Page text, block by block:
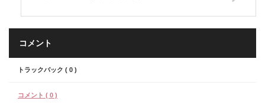
コメント
トラックバック ( 0 )
コメント ( 0 )